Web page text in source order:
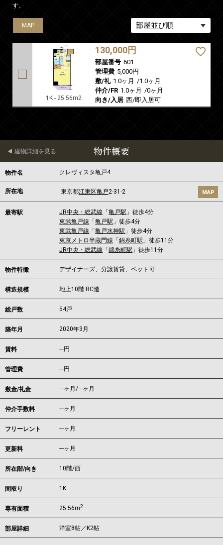
す。
MAP
1K - 25.56m2
130,000円
部屋番号 601
管理費 5,000円
敷/礼 1.0ヶ月 /1.0ヶ月
仲介/FR 1.0ヶ月 /0ヶ月
向き/入居 西/即入居可
物件概要
建物詳細を見る
物件名 クレヴィスタ亀戸4
所在地 東京都江東区亀戸2-31-2 MAP
最寄駅 JR中央・総武線 「亀戸駅 」徒歩4分
東武亀戸線 「亀戸駅 」徒歩4分
東武亀戸線 「亀戸水神駅 」徒歩4分
東京メトロ半蔵門線 「錦糸町駅 」徒歩11分
JR中央・総武線 「錦糸町駅 」徒歩11分
物件特徴 デザイナーズ、分譲賃貸、ペット可
構造規模 地上10階 RC造
総戸数 54戸
築年月 2020年3月
賃料 ---円
管理費 ---円
敷金/礼金 ---ヶ月/---ヶ月
仲介手数料 ---ヶ月
フリーレント ---ヶ月
更新料 ---ヶ月
所在階/向き 10階/西
間取り 1K
専有面積 25.56m2
部屋詳細 洋室8帖／K2帖